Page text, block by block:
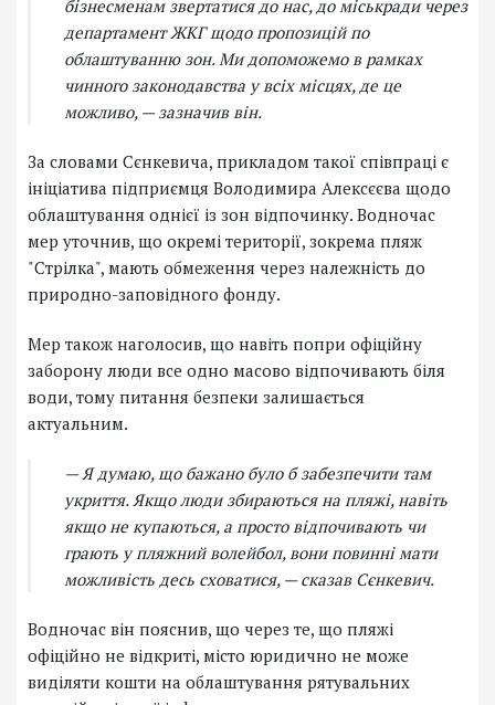
бізнесменам звертатися до нас, до міськради через
департамент ЖКГ щодо пропозицій по
облаштуванню зон. Ми допоможемо в рамках
чинного законодавства у всіх місцях, де це
можливо, — зазначив він.
За словами Сєнкевича, прикладом такої співпраці є
ініціатива підприємця Володимира Алексєєва щодо
облаштування однієї із зон відпочинку. Водночас
мер уточнив, що окремі території, зокрема пляж
"Стрілка", мають обмеження через належність до
природно-заповідного фонду.
Мер також наголосив, що навіть попри офіційну
заборону люди все одно масово відпочивають біля
води, тому питання безпеки залишається
актуальним.
— Я думаю, що бажано було б забезпечити там
укриття. Якщо люди збираються на пляжі, навіть
якщо не купаються, а просто відпочивають чи
грають у пляжний волейбол, вони повинні мати
можливість десь сховатися, — сказав Сєнкевич.
Водночас він пояснив, що через те, що пляжі
офіційно не відкриті, місто юридично не може
виділяти кошти на облаштування рятувальних